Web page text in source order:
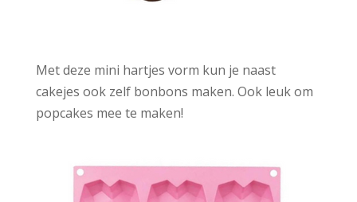
Met deze mini hartjes vorm kun je naast
cakejes ook zelf bonbons maken. Ook leuk om
popcakes mee te maken!